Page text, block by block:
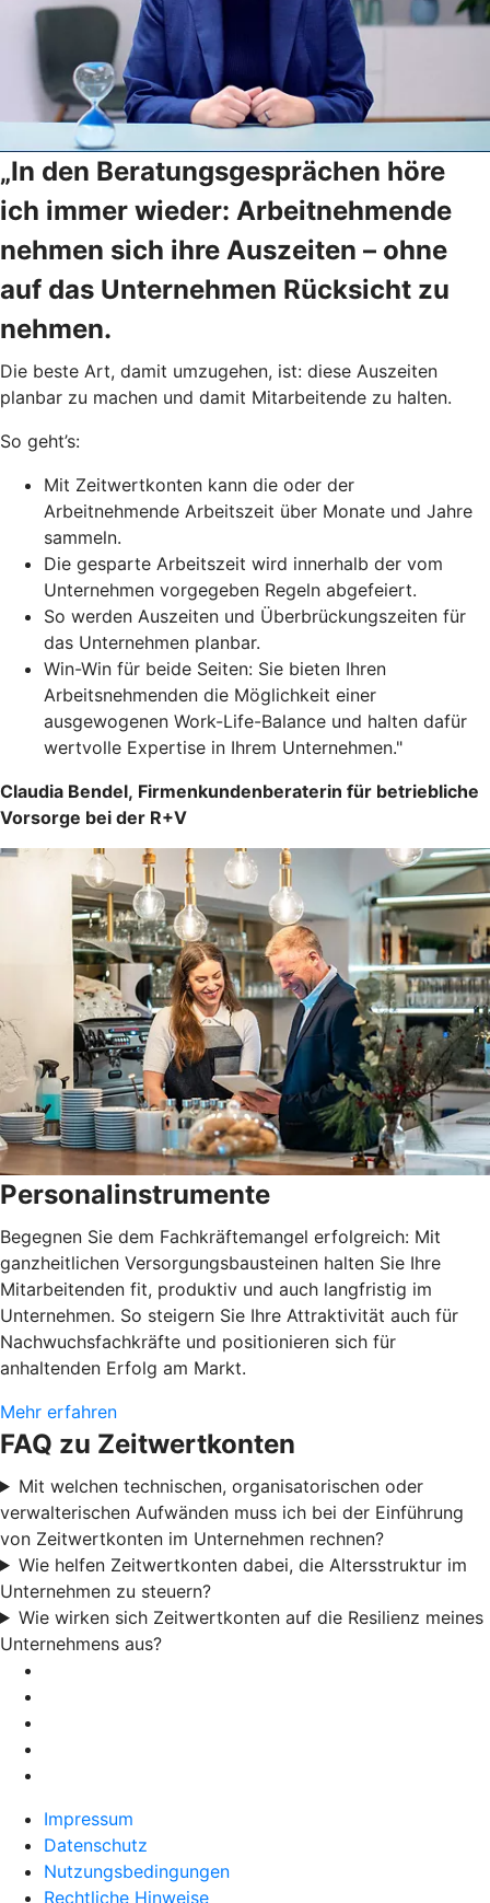
„In den Beratungsgesprächen höre
ich immer wieder: Arbeitnehmende
nehmen sich ihre Auszeiten – ohne
auf das Unternehmen Rücksicht zu
nehmen.
Die beste Art, damit umzugehen, ist: diese Auszeiten
planbar zu machen und damit Mitarbeitende zu halten.
So geht’s:
Mit Zeitwertkonten kann die oder der
Arbeitnehmende Arbeitszeit über Monate und Jahre
sammeln.
Die gesparte Arbeitszeit wird innerhalb der vom
Unternehmen vorgegeben Regeln abgefeiert.
So werden Auszeiten und Überbrückungszeiten für
das Unternehmen planbar.
Win-Win für beide Seiten: Sie bieten Ihren
Arbeitsnehmenden die Möglichkeit einer
ausgewogenen Work-Life-Balance und halten dafür
wertvolle Expertise in Ihrem Unternehmen."
Claudia Bendel, Firmenkundenberaterin für betriebliche
Vorsorge bei der R+V
Personalinstrumente
Begegnen Sie dem Fachkräftemangel erfolgreich: Mit
ganzheitlichen Versorgungsbausteinen halten Sie Ihre
Mitarbeitenden fit, produktiv und auch langfristig im
Unternehmen. So steigern Sie Ihre Attraktivität auch für
Nachwuchsfachkräfte und positionieren sich für
anhaltenden Erfolg am Markt.
Mehr erfahren
FAQ zu Zeitwertkonten
Mit welchen technischen, organisatorischen oder
verwalterischen Aufwänden muss ich bei der Einführung
von Zeitwertkonten im Unternehmen rechnen?
Wie helfen Zeitwertkonten dabei, die Altersstruktur im
Unternehmen zu steuern?
Wie wirken sich Zeitwertkonten auf die Resilienz meines
Unternehmens aus?
Impressum
Datenschutz
Nutzungsbedingungen
Rechtliche Hinweise